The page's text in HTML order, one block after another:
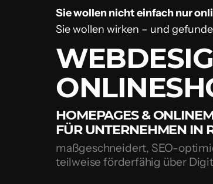
Sie wollen nicht einfach nur
Sie wollen wirken – und
HOMEPAGES &
FÜR UNTERNEHMEN IN
maßgeschneidert, SEO-
teilweise förderfähig über